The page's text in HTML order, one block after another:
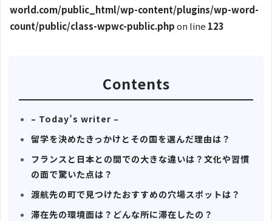
world.com/public_html/wp-content/plugins/wp-word-
count/public/class-wpwc-public.phpon line 123
Contents
– Today’s writer –
留学を決めたきっかけとその国を選んだ理由は？
フランスと日本との間での大きな違いは？文化や習慣
の面で驚いた点は？
渡航先の町で見つけたおすすめの穴場スポットは？
滞在先の環境面は？どんな所に滞在したの？